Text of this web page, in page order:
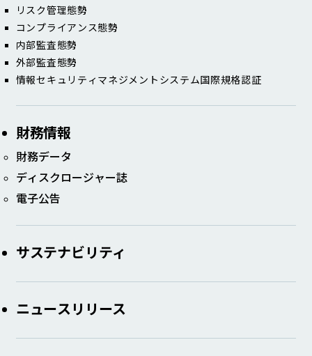
リスク管理態勢​
コンプライアンス態勢​
内部監査態勢​
外部監査態勢​
情報セキュリティマネジメントシステム国際規格認証​
財務情報
財務データ​​
ディスクロージャー誌​
電子公告​​
サステナビリティ
ニュースリリース